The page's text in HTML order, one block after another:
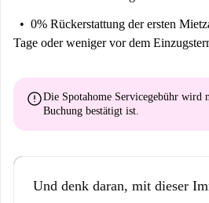
0% Rückerstattung der ersten
Tage oder weniger vor dem
errorDie Spotahome Servicegebühr wird
Buchung bestätigt ist.
Und denk daran, mit dieser